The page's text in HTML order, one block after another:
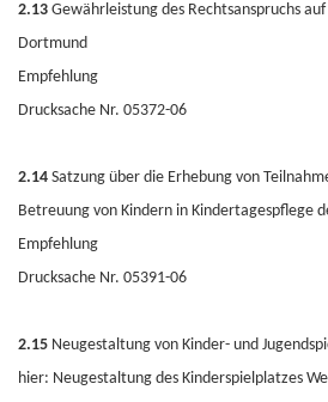
2.13 Gewährleistung des Rechtsanspruchs
Dortmund
Empfehlung
Drucksache Nr. 05372-06
2.14 Satzung über die Erhebung von
Betreuung von Kindern in Kindertagespflege
Empfehlung
Drucksache Nr. 05391-06
2.15 Neugestaltung von Kinder- und
hier: Neugestaltung des Kinderspielplatzes